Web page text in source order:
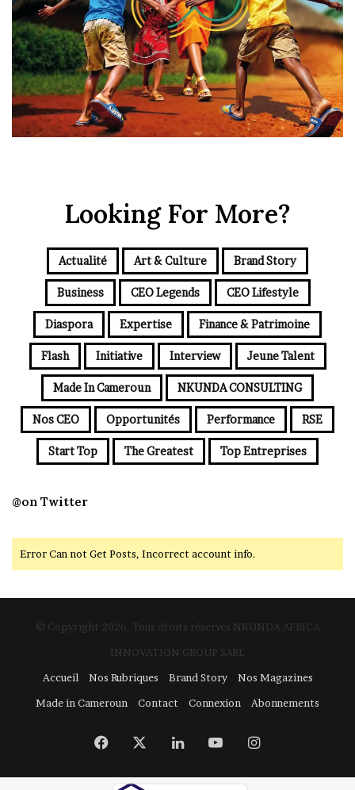
Looking For More?
Actualité Art & Culture Brand Story
Business CEO Legends CEO Lifestyle
Diaspora Expertise Finance & Patrimoine
Flash Initiative Interview Jeune Talent
Made In Cameroun NKUNDA CONSULTING
Nos CEO Opportunités Performance RSE
Start Top The Greatest Top Entreprises
@on Twitter
Error Can not Get Posts, Incorrect account info.
© Copyright 2026, Tous droits réservés NKUNDA AFRICA
INNOVATION GROUP SARL
Accueil
Nos Rubriques Brand Story
Nos Magazines
Made in Cameroun
Contact Connexion Abonnements
Facebook LinkedinYouTubeInstagram